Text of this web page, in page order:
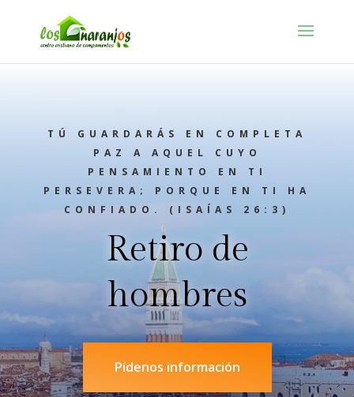
TÚ GUARDARÁS EN COMPLETA
PAZ A AQUEL CUYO
PENSAMIENTO EN TI
PERSEVERA; PORQUE EN TI HA
CONFIADO. (ISAÍAS 26:3)
Retiro de
hombres
Pídenos información